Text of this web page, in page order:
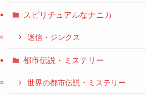
スピリチュアルなナニカ
迷信・ジンクス
都市伝説・ミステリー
世界の都市伝説・ミステリー